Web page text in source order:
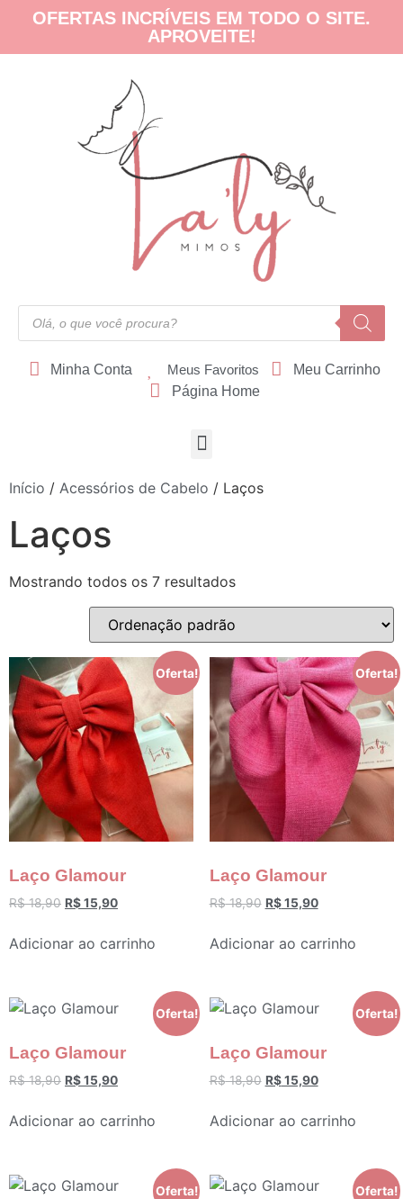
OFERTAS INCRÍVEIS EM TODO O SITE.
APROVEITE!
Minha Conta Meus Favoritos
Meu Carrinho
Página Home
Início / Acessórios de Cabelo / Laços
Laços
Mostrando todos os 7 resultados
Oferta!
Laço Glamour
R$18,90 R$15,90
Adicionar ao carrinho
Oferta!
Laço Glamour
R$18,90 R$15,90
Adicionar ao carrinho
Oferta!
Laço Glamour
R$18,90 R$15,90
Adicionar ao carrinho
Oferta!
Laço Glamour
R$18,90 R$15,90
Adicionar ao carrinho
Oferta! Oferta!